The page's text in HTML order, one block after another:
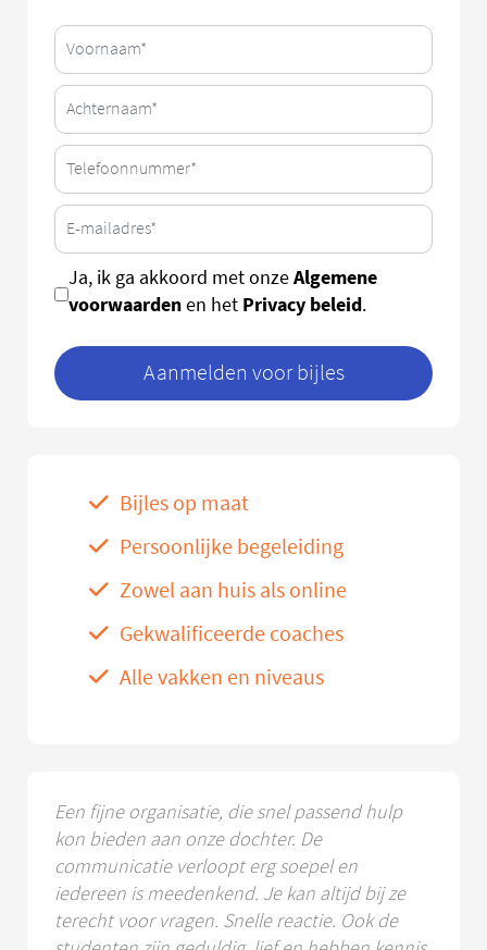
Ja, ik ga akkoord met onzeAlgemene
voorwaardenen het Privacy beleid.
Aanmelden voor bijles
Bijles op maat
Persoonlijke begeleiding
Zowel aan huis als online
Gekwalificeerde coaches
Alle vakken en niveaus
Een fijne organisatie, die snel passend hulp
kon bieden aan onze dochter. De
communicatie verloopt erg soepel en
iedereen is meedenkend. Je kan altijd bij ze
terecht voor vragen. Snelle reactie. Ook de